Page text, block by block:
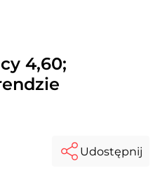
4,60;
Udostępnij